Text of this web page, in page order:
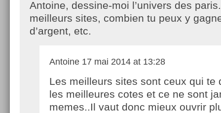
Antoine, dessine-moi l’univers des
meilleurs sites, combien tu peux y
d’argent, etc.
Antoine 17 mai 2014 at 13:28
Les meilleurs sites sont ceux qui te
les meilleures cotes et ce ne sont
memes..Il vaut donc mieux ouvrir